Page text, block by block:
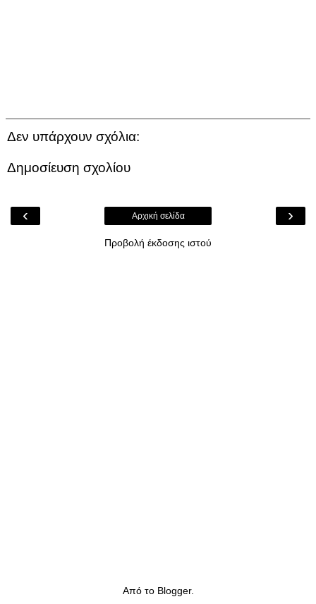
Δεν υπάρχουν σχόλια:
Δημοσίευση σχολίου
‹ ›
Αρχική σελίδα
Προβολή έκδοσης ιστού
Από το Blogger.